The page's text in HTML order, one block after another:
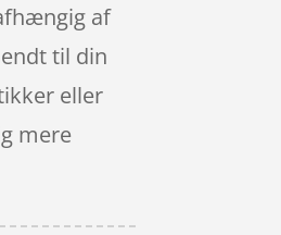
af
til din
eller
mere